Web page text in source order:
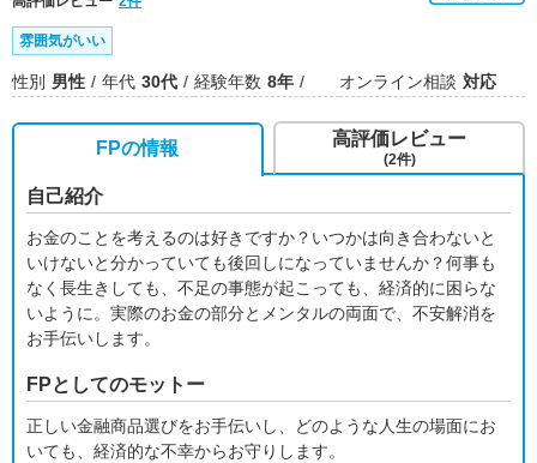
雰囲気がいい
性別 男性 年代 30代 経験年数 8年 オンライン相談 対応
FPの情報
自己紹介
お金のことを考えるのは好きですか？いつかは向き合わないと
いけないと分かっていても後回しになっていませんか？何事も
なく長生きしても、不足の事態が起こっても、経済的に困らな
いように。実際のお金の部分とメンタルの両面で、不安解消を
お手伝いします。
FPとしてのモットー
正しい金融商品選びをお手伝いし、どのような人生の場面にお
いても、経済的な不幸からお守りします。
高評価レビュー
(2件)